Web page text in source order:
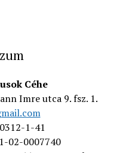
Céhe
Imre utca 9. fsz. 1.
1-41
02-0007740